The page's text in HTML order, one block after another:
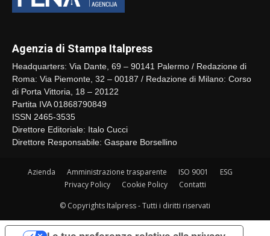
Agenzia di Stampa Italpress
Headquarters: Via Dante, 69 – 90141 Palermo / Redazione di
Roma: Via Piemonte, 32 – 00187 / Redazione di Milano: Corso
di Porta Vittoria, 18 – 20122
Partita IVA 01868790849
ISSN 2465-3535
Direttore Editoriale: Italo Cucci
Direttore Responsabile: Gaspare Borsellino
Azienda Amministrazione trasparente ISO 9001
ESG
Privacy Policy
Cookie Policy Contatti
© Copyrights Italpress - Tutti i diritti riservati